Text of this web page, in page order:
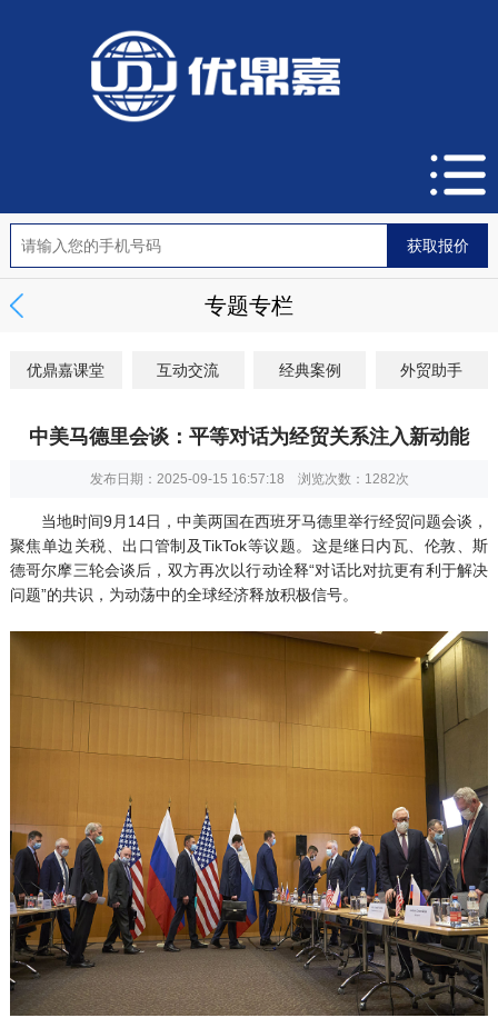
专题专栏
优鼎嘉课堂 互动交流 经典案例 外贸助手
中美马德里会谈：平等对话为经贸关系注入新动能
发布日期：2025-09-15 16:57:18 浏览次数： 1282次
当地时间9月14日，中美两国在西班牙马德里举行经贸问题会谈，
聚焦单边关税、出口管制及TikTok等议题。这是继日内瓦、伦敦、斯
德哥尔摩三轮会谈后，双方再次以行动诠释“对话比对抗更有利于解决
问题”的共识，为动荡中的全球经济释放积极信号。